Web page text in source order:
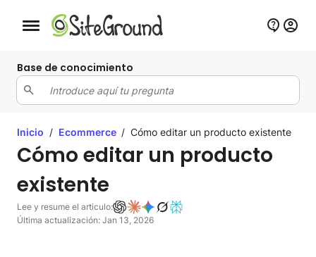
Botón de navegación móvil
Base de conocimiento
Inicio / Ecommerce / Cómo editar un producto existente
Cómo editar un producto
existente
Lee y resume el articulo:
Última actualización: Jan 13, 2026